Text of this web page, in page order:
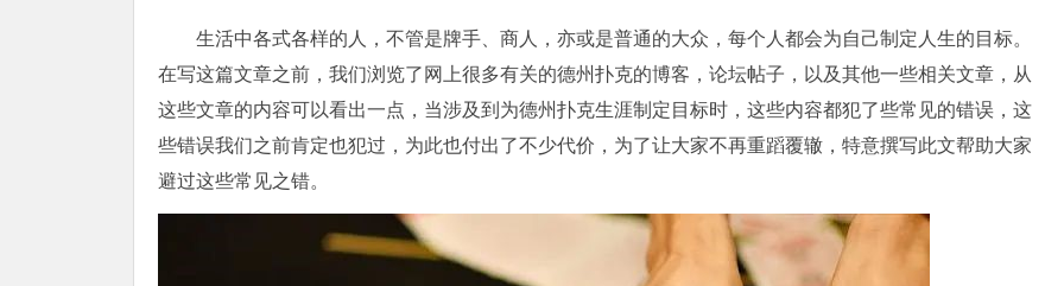
生活中各式各样的人，不管是牌手、商人，亦或是普通的大众，每个人都会为自己制定人生的目标。
在写这篇文章之前，我们浏览了网上很多有关的德州扑克的博客，论坛帖子，以及其他一些相关文章，从
这些文章的内容可以看出一点，当涉及到为德州扑克生涯制定目标时，这些内容都犯了些常见的错误，这
些错误我们之前肯定也犯过，为此也付出了不少代价，为了让大家不再重蹈覆辙，特意撰写此文帮助大家
避过这些常见之错。